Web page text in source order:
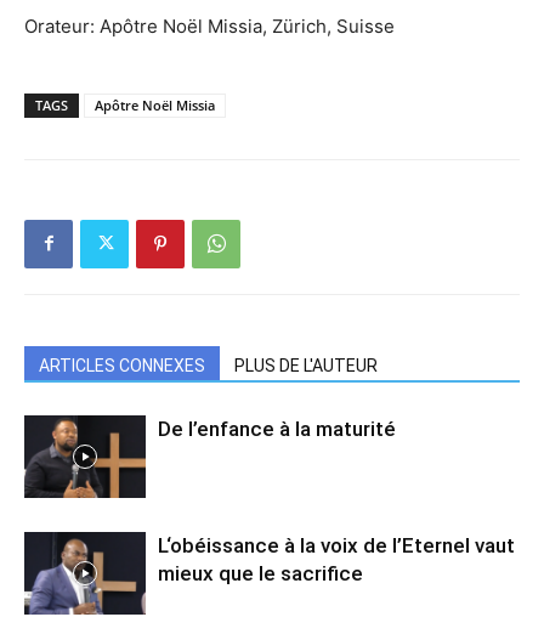
Orateur: Apôtre Noël Missia, Zürich, Suisse
TAGS Apôtre Noël Missia
ARTICLES CONNEXES PLUS DE L'AUTEUR
De l’enfance à la maturité
L‘obéissance à la voix de l’Eternel vaut
mieux que le sacrifice